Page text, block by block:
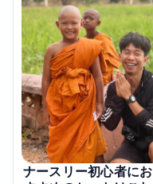
ナースリー初心者にお